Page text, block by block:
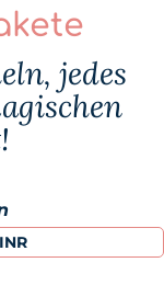
jedes
INR